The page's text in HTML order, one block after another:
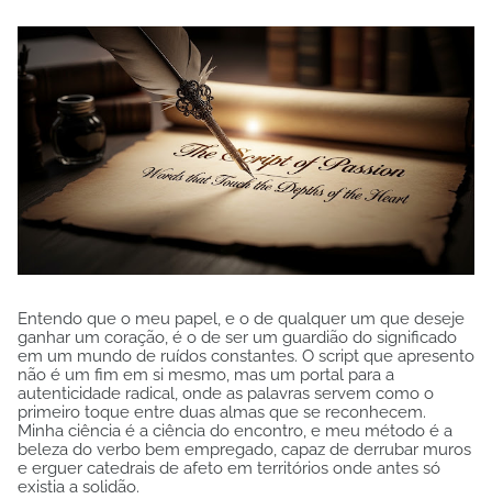
Entendo que o meu papel, e o de qualquer um que deseje
ganhar um coração, é o de ser um guardião do significado
em um mundo de ruídos constantes. O script que apresento
não é um fim em si mesmo, mas um portal para a
autenticidade radical, onde as palavras servem como o
primeiro toque entre duas almas que se reconhecem.
Minha ciência é a ciência do encontro, e meu método é a
beleza do verbo bem empregado, capaz de derrubar muros
e erguer catedrais de afeto em territórios onde antes só
existia a solidão.